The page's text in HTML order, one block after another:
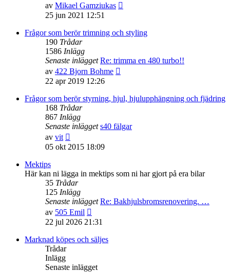
av Mikael Gamziukas
senaste
25 jun 2021 12:51
Frågor som berör trimning och styling
190 Trådar
1586 Inlägg
Senaste inlägget Re: trimma en 480 turbo!!
av 422 Bjorn Bohme
senaste
22 apr 2019 12:26
Frågor som berör styrning, hjul, hjulupphängning och fjädring
168 Trådar
867 Inlägg
Senaste inlägget s40 fälgar
av vit
till
inlägget
05 okt 2015 18:09
Mektips
Här kan ni lägga in mektips som ni har gjort på era bilar
35 Trådar
125 Inlägg
Senaste inlägget Re: Bakhjulsbromsrenovering. …
av 505 Emil
till
senaste
22 jul 2026 21:31
Marknad köpes och säljes
Trådar
Inlägg
Senaste inlägget